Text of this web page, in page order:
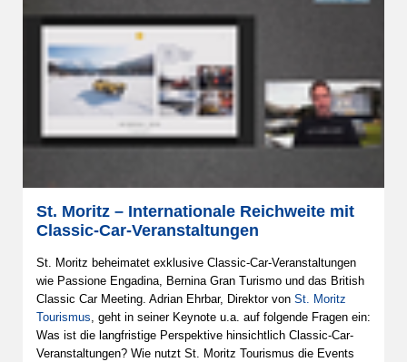
St. Moritz – Internationale Reichweite mit
Classic-Car-Veranstaltungen
St. Moritz beheimatet exklusive Classic-Car-Veranstaltungen
wie Passione Engadina, Bernina Gran Turismo und das British
Classic Car Meeting. Adrian Ehrbar, Direktor von St. Moritz
Tourismus, geht in seiner Keynote u.a. auf folgende Fragen ein:
Was ist die langfristige Perspektive hinsichtlich Classic-Car-
Veranstaltungen? Wie nutzt St. Moritz Tourismus die Events